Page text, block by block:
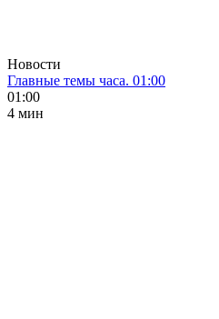
Новости
Главные темы часа. 01:00
01:00
4 мин